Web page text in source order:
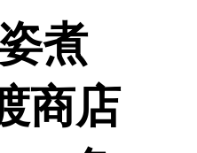
煮
商店